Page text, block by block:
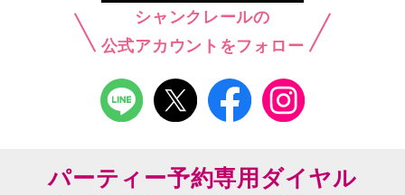
シャンクレールの
公式アカウントをフォロー
パーティー予約専用ダイヤル